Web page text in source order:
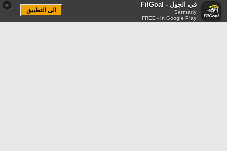
× في الجول - FilGoal
Sarmady
FREE - In Google Play
الى التطبيق